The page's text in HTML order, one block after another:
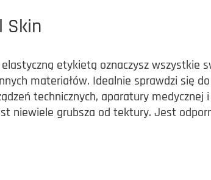
Skin
etykietą oznaczysz wszystkie
materiałów. Idealnie sprawdzi się
technicznych, aparatury medycznej
niewiele grubsza od tektury. Jest